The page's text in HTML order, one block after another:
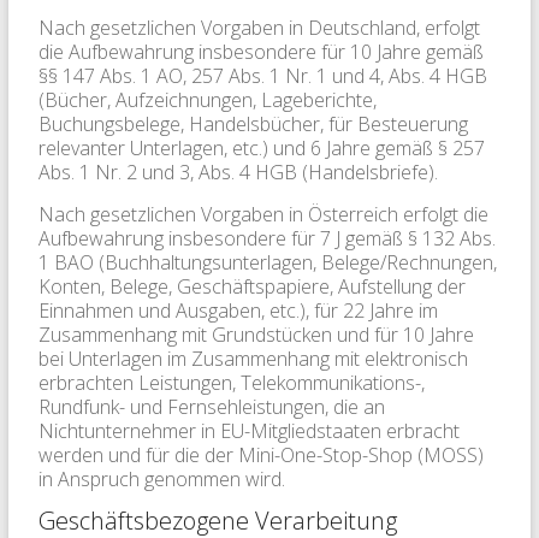
Nach gesetzlichen Vorgaben in Deutschland, erfolgt
die Aufbewahrung insbesondere für 10 Jahre gemäß
§§ 147 Abs. 1 AO, 257 Abs. 1 Nr. 1 und 4, Abs. 4 HGB
(Bücher, Aufzeichnungen, Lageberichte,
Buchungsbelege, Handelsbücher, für Besteuerung
relevanter Unterlagen, etc.) und 6 Jahre gemäß § 257
Abs. 1 Nr. 2 und 3, Abs. 4 HGB (Handelsbriefe).
Nach gesetzlichen Vorgaben in Österreich erfolgt die
Aufbewahrung insbesondere für 7 J gemäß § 132 Abs.
1 BAO (Buchhaltungsunterlagen, Belege/Rechnungen,
Konten, Belege, Geschäftspapiere, Aufstellung der
Einnahmen und Ausgaben, etc.), für 22 Jahre im
Zusammenhang mit Grundstücken und für 10 Jahre
bei Unterlagen im Zusammenhang mit elektronisch
erbrachten Leistungen, Telekommunikations-,
Rundfunk- und Fernsehleistungen, die an
Nichtunternehmer in EU-Mitgliedstaaten erbracht
werden und für die der Mini-One-Stop-Shop (MOSS)
in Anspruch genommen wird.
Geschäftsbezogene Verarbeitung